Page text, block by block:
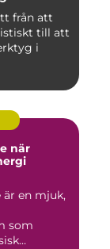
från att
till att
i
är en mjuk,
som